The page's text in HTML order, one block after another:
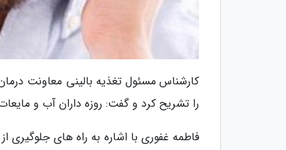
کارشناس مسئول تغذیه بالینی معاونت
را تشریح کرد و گفت: روزه داران آب و
فاطمه غفوری با اشاره به راه های جلوگیری